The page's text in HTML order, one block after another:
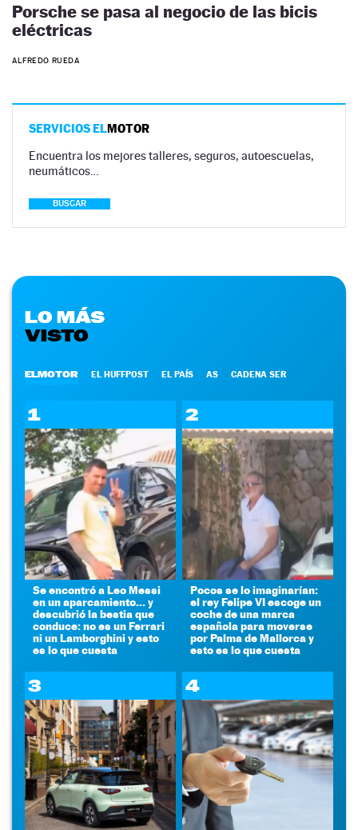
Porsche se pasa al negocio de las bicis
eléctricas
ALFREDO RUEDA
SERVICIOS ELMOTOR
Encuentra los mejores talleres, seguros, autoescuelas,
neumáticos…
BUSCAR
LO MÁS
VISTO
ELMOTOR EL HUFFPOST EL PAÍS AS CADENA SER
1
Se encontró a Leo Messi
en un aparcamiento... y
descubrió la bestia que
conduce: no es un Ferrari
ni un Lamborghini y esto
es lo que cuesta
2
Pocos se lo imaginarían:
el rey Felipe VI escoge un
coche de una marca
española para moverse
por Palma de Mallorca y
esto es lo que cuesta
3 4